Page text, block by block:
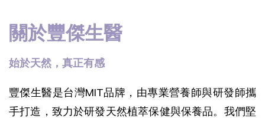
關於豐傑生醫
始於天然，真正有感
豐傑生醫是台灣MIT品牌，由專業營養師與研發師攜
手打造，致力於研發天然植萃保健與保養品。我們堅